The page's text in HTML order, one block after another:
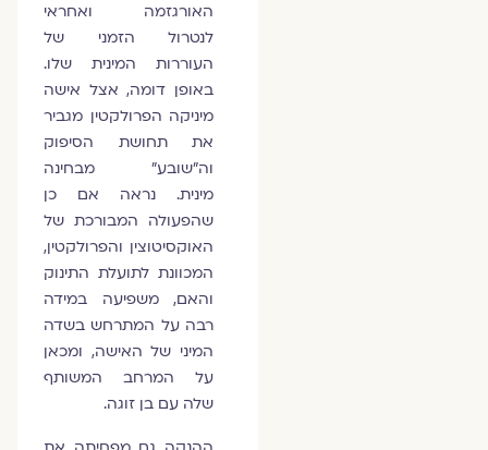
האורגזמה ואחראי
לנטרול הזמני של
העוררות המינית שלו.
באופן דומה, אצל אישה
מיניקה הפרולקטין מגביר
את תחושת הסיפוק
וה"שובע" מבחינה
מינית. נראה אם כן
שהפעולה המבורכת של
האוקסיטוצין והפרולקטין,
המכוונת לתועלת התינוק
והאם, משפיעה במידה
רבה על המתרחש בשדה
המיני של האישה, ומכאן
על המרחב המשותף
שלה עם בן זוגה.